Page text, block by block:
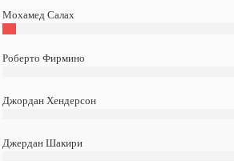
Мохамед Салах
Роберто Фирмино
Джордан Хендерсон
Джердан Шакири